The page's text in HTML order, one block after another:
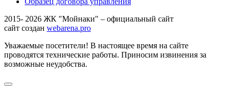
2015- 2026 ЖК "Мойнаки" – официальный сайт
сайт создан webarena.pro
Уважаемые посетители! В настоящее время на сайте
проводятся технические работы. Приносим извинения за
возможные неудобства.